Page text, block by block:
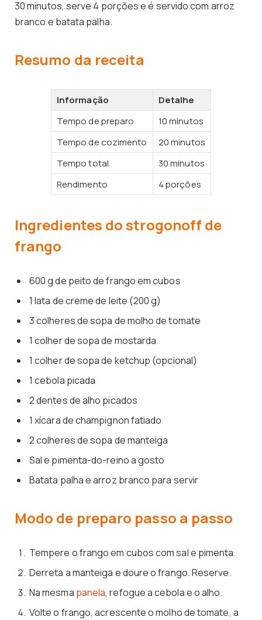
30 minutos, serve 4 porções e é servido com arroz
branco e batata palha.
Resumo da receita
Informação
Detalhe
Tempo de preparo
10 minutos
Tempo de cozimento
20 minutos
Tempo total
30 minutos
Rendimento
4 porções
Ingredientes do strogonoff de
frango
600 g de peito de frango em cubos
1 lata de creme de leite (200 g)
3 colheres de sopa de molho de tomate
1 colher de sopa de mostarda
1 colher de sopa de ketchup (opcional)
1 cebola picada
2 dentes de alho picados
1 xícara de champignon fatiado
2 colheres de sopa de manteiga
Sal e pimenta-do-reino a gosto
Batata palha e arroz branco para servir
Modo de preparo passo a passo
Tempere o frango em cubos com sal e pimenta.
Derreta a manteiga e doure o frango. Reserve.
Na mesma panela, refogue a cebola e o alho.
Volte o frango, acrescente o molho de tomate, a